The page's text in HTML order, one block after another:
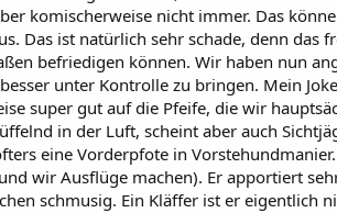
komischerweise nicht immer. Das
Das ist natürlich sehr schade, denn das
befriedigen können. Wir haben nun
unter Kontrolle zu bringen. Mein
super gut auf die Pfeife, die wir
in der Luft, scheint aber auch
eine Vorderpfote in
wir Ausflüge machen). Er apportiert
schmusig. Ein Kläffer ist er eigentlich